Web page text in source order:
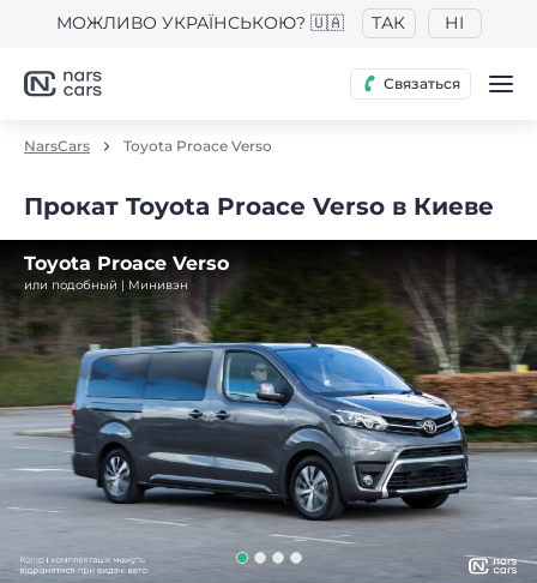
МОЖЛИВО УКРАЇНСЬКОЮ? 🇺🇦 ТАК НІ
Связаться
NarsCars Toyota Proace Verso
Прокат Toyota Proace Verso в Киеве
Toyota Proace Verso
или подобный | Минивэн